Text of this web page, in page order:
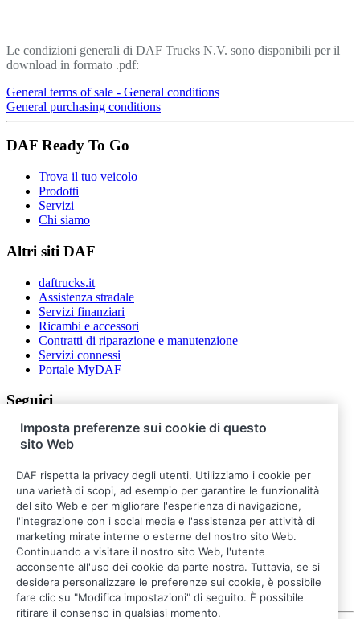
Le condizioni generali di DAF Trucks N.V. sono disponibili per il
download in formato .pdf:
General terms of sale - General conditions
General purchasing conditions
DAF Ready To Go
Trova il tuo veicolo
Prodotti
Servizi
Chi siamo
Altri siti DAF
daftrucks.it
Assistenza stradale
Servizi finanziari
Ricambi e accessori
Contratti di riparazione e manutenzione
Servizi connessi
Portale MyDAF
Seguici
Imposta preferenze sui cookie di questo
sito Web
DAF rispetta la privacy degli utenti. Utilizziamo i cookie per
una varietà di scopi, ad esempio per garantire le funzionalità
del sito Web e per migliorare l'esperienza di navigazione,
l'integrazione con i social media e l'assistenza per attività di
marketing mirate interne o esterne del nostro sito Web.
Continuando a visitare il nostro sito Web, l'utente
acconsente all'uso dei cookie da parte nostra. Tuttavia, se si
desidera personalizzare le preferenze sui cookie, è possibile
fare clic su "Modifica impostazioni" di seguito. È possibile
ritirare il consenso in qualsiasi momento.